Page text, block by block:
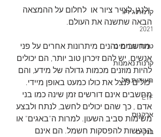
קרנות גידור
2021
טרנדים חמים
קרנות נאמנות
תעודות סל
ETF
ארקגוס
בנקים
ולנגן, לצייר ציור או  לחלום על ההמצאה
הבאה שתשנה את העולם.
מחשבים נהנים מיתרונות אחרים על פני
אנשים. יש להם זיכרון טוב יותר, הם יכולים
להיות מוזנים מכמות גדולה של מידע, והם
יכולים לנצל את כולו כמעט באופן מיידי.
מחשבים אינם דורשים זמן שינה כמו בני
אדם , כך שהם יכולים לחשב, לנתח ולבצע
משימות סביב השעון. למרות ה"באגים" או
הרגישות להפסקות חשמל. הם אינם